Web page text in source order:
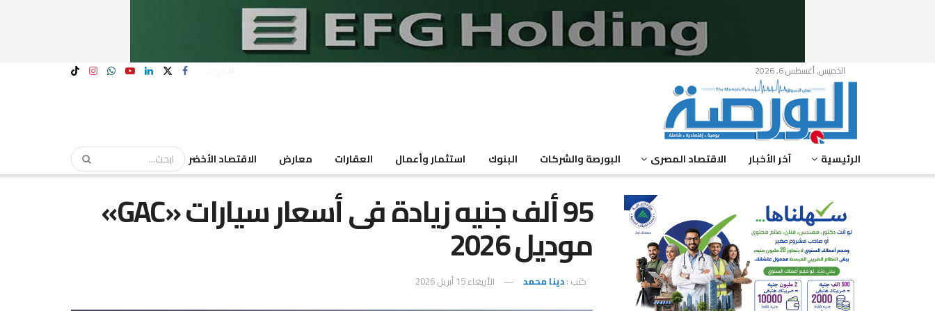
الخميس, أغسطس 6, 2026
الرئيسية آخر الأخبار الاقتصاد المصرى البورصة والشركات البنوك استثمار وأعمال العقارات معارض الاقتصاد الأخضر
95 ألف جنيه زيادة فى أسعار سيارات «GAC»
موديل 2026
كتب :دينا محمد الأربعاء 15 أبريل 2026